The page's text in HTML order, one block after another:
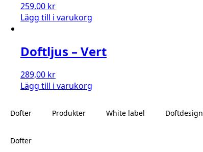
259,00 kr
Lägg till i varukorg
Doftljus – Vert
289,00 kr
Lägg till i varukorg
Dofter Produkter White label Doftdesign
Dofter